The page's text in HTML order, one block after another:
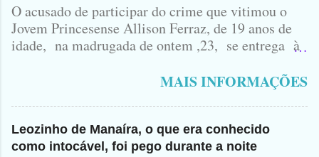
O acusado de participar do crime que vitimou o
Jovem Princesense Allison Ferraz, de 19 anos de
idade, na madrugada de ontem ,23, se entrega à
vulgo ( CORRÓ ) falou como tudo aconteceu ...
MAIS INFORMAÇÕES
Leozinho de Manaíra, o que era conhecido
como intocável, foi pego durante a noite